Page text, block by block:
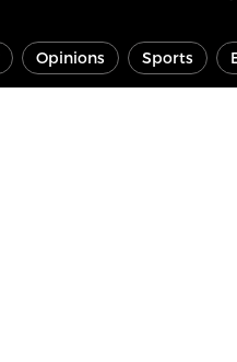
Opinions Sports